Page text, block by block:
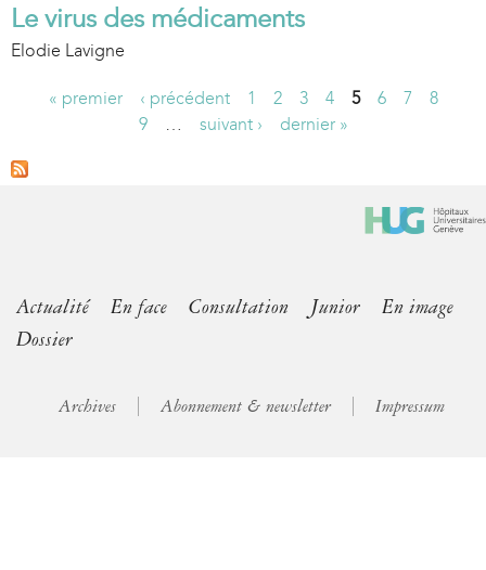
Le virus des médicaments
Elodie Lavigne
a
« premier ‹ précédent 1 2 3 4 5 6 7
8
9
… suivant › dernier »
Actualité En face Consultation Junior
En image
Dossier
Archives Abonnement & newsletter Impressum